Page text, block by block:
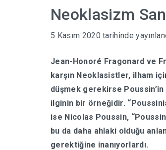
Neoklasizm
5 Kasım 2020 tarihinde
Jean-Honoré Fragonard ve
karşın Neoklasistler, ilham
düşmek gerekirse Poussin’in
ilginin bir örneğidir.
ise Nicolas Poussin,
bu da daha ahlaki olduğu
gerektiğine inanıyorlardı.